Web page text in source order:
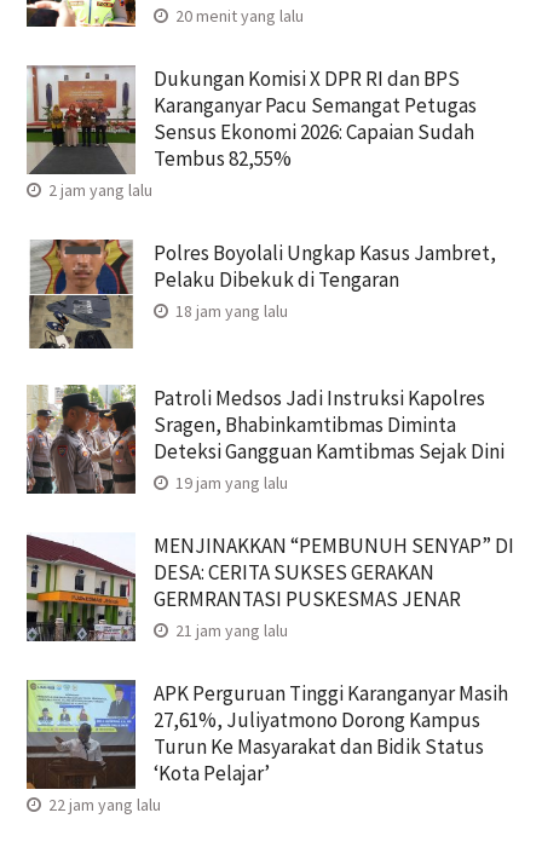
20 menit yang lalu
Dukungan Komisi X DPR RI dan BPS
Karanganyar Pacu Semangat Petugas
Sensus Ekonomi 2026: Capaian Sudah
Tembus 82,55%
2 jam yang lalu
Polres Boyolali Ungkap Kasus Jambret,
Pelaku Dibekuk di Tengaran
18 jam yang lalu
Patroli Medsos Jadi Instruksi Kapolres
Sragen, Bhabinkamtibmas Diminta
Deteksi Gangguan Kamtibmas Sejak Dini
19 jam yang lalu
MENJINAKKAN “PEMBUNUH SENYAP” DI
DESA: CERITA SUKSES GERAKAN
GERMRANTASI PUSKESMAS JENAR
21 jam yang lalu
APK Perguruan Tinggi Karanganyar Masih
27,61%, Juliyatmono Dorong Kampus
Turun Ke Masyarakat dan Bidik Status
‘Kota Pelajar’
22 jam yang lalu